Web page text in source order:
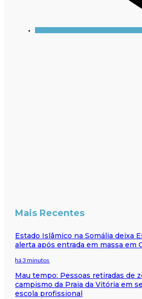
Mais Recentes
Estado Islâmico na Somália deixa
alerta após entrada em massa em
há 3 minutos
Mau tempo: Pessoas retiradas de
campismo da Praia da Vitória em
escola profissional